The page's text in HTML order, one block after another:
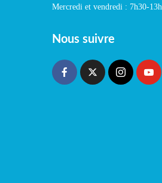
Mercredi et vendredi : 7h30-13h
Nous suivre